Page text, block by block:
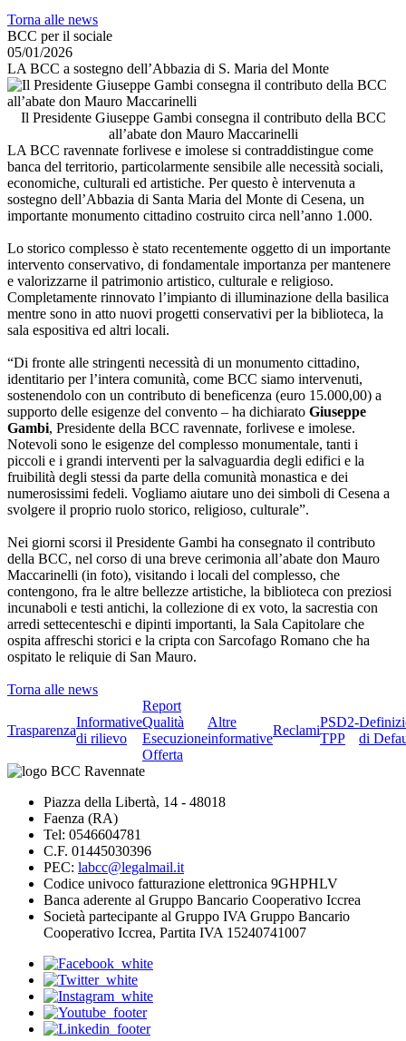
Torna alle news
BCC per il sociale
05/01/2026
LA BCC a sostegno dell’Abbazia di S. Maria del Monte
Il Presidente Giuseppe Gambi consegna il contributo della BCC
all’abate don Mauro Maccarinelli
LA BCC ravennate forlivese e imolese si contraddistingue come
banca del territorio, particolarmente sensibile alle necessità sociali,
economiche, culturali ed artistiche. Per questo è intervenuta a
sostegno dell’Abbazia di Santa Maria del Monte di Cesena, un
importante monumento cittadino costruito circa nell’anno 1.000.
Lo storico complesso è stato recentemente oggetto di un importante
intervento conservativo, di fondamentale importanza per mantenere
e valorizzarne il patrimonio artistico, culturale e religioso.
Completamente rinnovato l’impianto di illuminazione della basilica
mentre sono in atto nuovi progetti conservativi per la biblioteca, la
sala espositiva ed altri locali.
“Di fronte alle stringenti necessità di un monumento cittadino,
identitario per l’intera comunità, come BCC siamo intervenuti,
sostenendolo con un contributo di beneficenza (euro 15.000,00) a
supporto delle esigenze del convento – ha dichiarato Giuseppe
Gambi, Presidente della BCC ravennate, forlivese e imolese.
Notevoli sono le esigenze del complesso monumentale, tanti i
piccoli e i grandi interventi per la salvaguardia degli edifici e la
fruibilità degli stessi da parte della comunità monastica e dei
numerosissimi fedeli. Vogliamo aiutare uno dei simboli di Cesena a
svolgere il proprio ruolo storico, religioso, culturale”.
Nei giorni scorsi il Presidente Gambi ha consegnato il contributo
della BCC, nel corso di una breve cerimonia all’abate don Mauro
Maccarinelli (in foto), visitando i locali del complesso, che
contengono, fra le altre bellezze artistiche, la biblioteca con preziosi
incunaboli e testi antichi, la collezione di ex voto, la sacrestia con
arredi settecenteschi e dipinti importanti, la Sala Capitolare che
ospita affreschi storici e la cripta con Sarcofago Romano che ha
ospitato le reliquie di San Mauro.
Torna alle news
Trasparenza
Informative
di rilievo
Report
Qualità
Esecuzione
Offerta
Altre
informative
Reclami
PSD2-
TPP
di
Piazza della Libertà, 14 - 48018
Faenza (RA)
Tel: 0546604781
C.F. 01445030396
PEC: labcc@legalmail.it
Codice univoco fatturazione elettronica 9GHPHLV
Banca aderente al Gruppo Bancario Cooperativo Iccrea
Società partecipante al Gruppo IVA Gruppo Bancario
Cooperativo Iccrea, Partita IVA 15240741007